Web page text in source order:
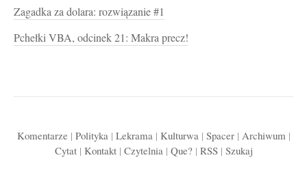
Zagadka za dolara: rozwiązanie #1
Pchełki VBA, odcinek 21: Makra precz!
Komentarze | Polityka| Lekrama| Kulturwa| Spacer| Archiwum |
Cytat| Kontakt| Czytelnia| Que? | RSS| Szukaj